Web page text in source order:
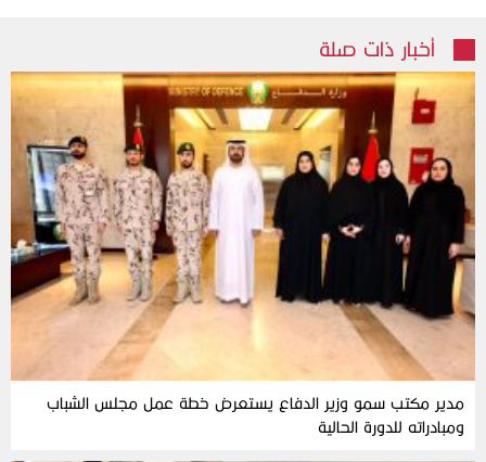
أخبار ذات صلة
مدير مكتب سمو وزير الدفاع يستعرض خطة عمل مجلس الشباب
ومبادراته للدورة الحالية